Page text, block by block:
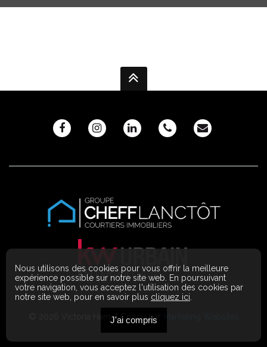
© 2026 Victoria Hamel Conçu par
Nous utilisons des cookies pour vous offrir la meilleure
expérience possible sur notre site web. En poursuivant
votre navigation, vous acceptez l'utilisation des cookies par
notre site web, pour en savoir plus cliquez ici
J'ai compris